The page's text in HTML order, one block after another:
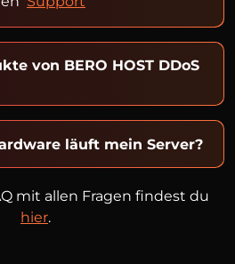
von BERO HOST DDoS
läuft mein Server?
mit allen Fragen findest du
hier.